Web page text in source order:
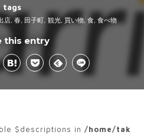
tags
店, 春 田子町 観光, 買い物, 食 食べ物
this entry
$descriptions in /home/tak